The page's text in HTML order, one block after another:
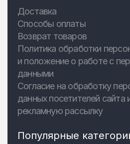
Доставка
Способы оплаты
Возврат товаров
Политика обработки
и положение о работе с
данными
Согласие на обработку
данных посетителей сайта
рекламную рассылку
Популярные